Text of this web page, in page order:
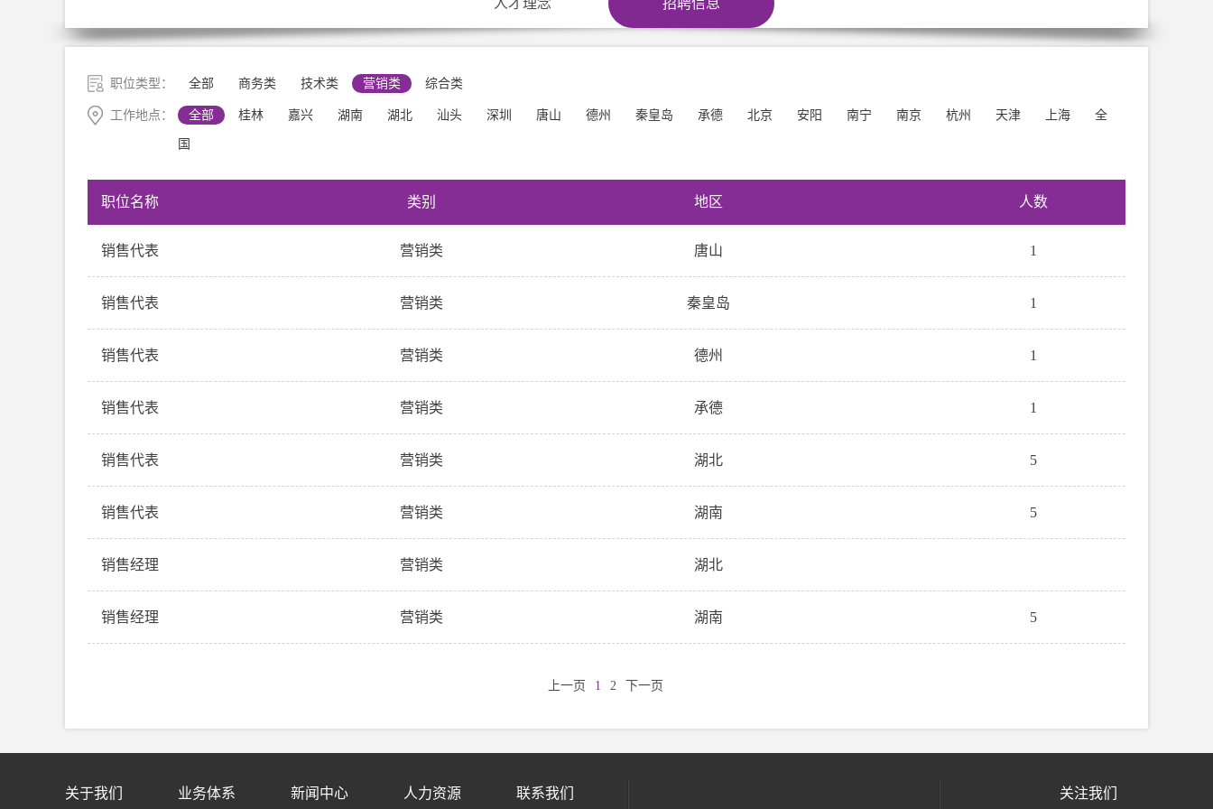
人才理念 招聘信息
职位类型： 全部 商务类 技术类 营销类 综合类
工作地点： 全部 桂林 嘉兴 湖南 湖北 汕头 深圳 唐山 德州 秦皇岛 承德 北京 安阳 南宁 南京 杭州 天津 上海 全
国
职位名称 类别 地区 人数
销售代表 营销类 唐山 1
销售代表 营销类 秦皇岛 1
销售代表 营销类 德州 1
销售代表 营销类 承德 1
销售代表 营销类 湖北 5
销售代表 营销类 湖南 5
销售经理 营销类 湖北
销售经理 营销类 湖南 5
上一页 1 2 下一页
关于我们 业务体系 新闻中心 人力资源 联系我们 关注我们